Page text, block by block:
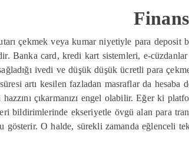
çekmek veya kumar niyetiyle para
Banka card, kredi kart sistemleri, e-
ivedi ve düşük düşük ücretli para
süresi artı kesilen fazladan masraflar da
hazzını çıkarmanızı engel olabilir. Eğer ki
bildirimlerinde ekseriyetle övgü alan para
gösterir. O halde, sürekli zamanda eğlenceli